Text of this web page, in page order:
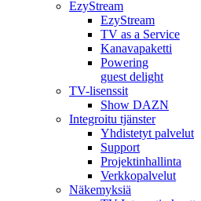
EzyStream
EzyStream
TV as a Service
Kanavapaketti
Powering
guest delight
TV-lisenssit
Show DAZN
Integroitu tjänster
Yhdistetyt palvelut
Support
Projektinhallinta
Verkkopalvelut
Näkemyksiä